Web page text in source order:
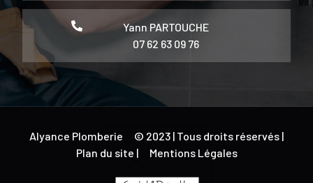
Yann PARTOUCHE
07 62 63 09 76
Alyance Plomberie
© 2023 | Tous droits réservés |
Plan du site |
Mentions Légales